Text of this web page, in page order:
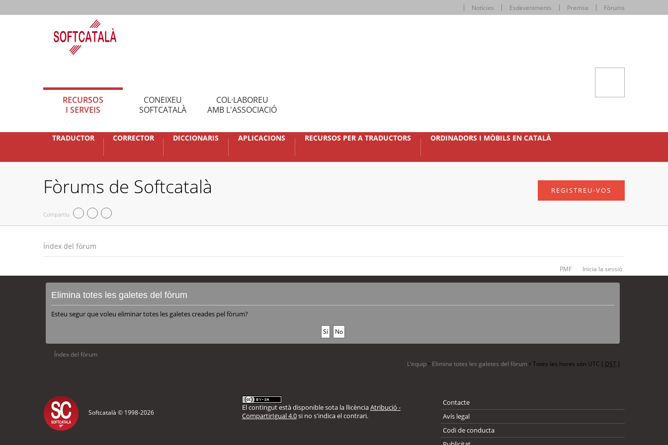
Notícies Esdeveniments Premsa Fòrums
RECURSOS
I SERVEIS
CONEIXEU
SOFTCATALÀ
COL·LABOREU
AMB L'ASSOCIACIÓ
TRADUCTOR CORRECTOR DICCIONARIS APLICACIONS RECURSOS PER A TRADUCTORS ORDINADORS I MÒBILS EN CATALÀ
Fòrums de Softcatalà
Compartiu
REGISTREU-VOS
Índex del fòrum
PMF Inicia la sessió
Elimina totes les galetes del fòrum
Esteu segur que voleu eliminar totes les galetes creades pel fòrum?
Índex del fòrum
L’equip • Elimina totes les galetes del fòrum • Totes les hores són UTC [ DST]
Softcatalà © 1998-2026
El contingut està disponible sota la llicènciaAtribució -
CompartirIgual 4.0si no s'indica el contrari.
Contacte
Avís legal
Codi de conducta